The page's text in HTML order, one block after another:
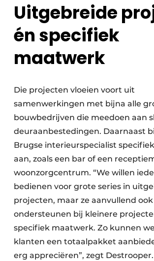
Uitgebreide
én specifiek
maatwerk
Die projecten vloeien voort uit
samenwerkingen met bijna alle
bouwbedrijven die meedoen aan
deuraanbestedingen. Daarnaast
Brugse interieurspecialist
aan, zoals een bar of een
woonzorgcentrum. “We willen
bedienen voor grote series in
projecten, maar ze aanvullend ook
ondersteunen bij kleinere
specifiek maatwerk. Zo kunnen
klanten een totaalpakket
erg appreciëren”, zegt Destrooper.